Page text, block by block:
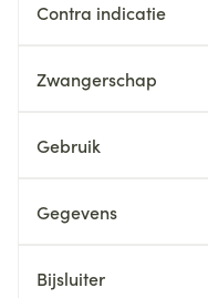
Contra indicatie
Zwangerschap
Gebruik
Gegevens
Bijsluiter